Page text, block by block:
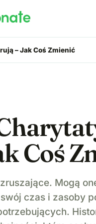
– Jak Coś Zmienić
Coś
Mogą
czas i zasoby